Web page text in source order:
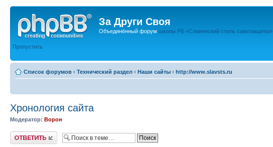
За Други Своя
Объединённый форум школы РБ «Славянский стиль самозащиты»
Пропустить
Список форумов ‹ Технический раздел ‹ Наши сайты ‹ http://www.slavsts.ru
Хронология сайта
Модератор: Ворон
Ответить